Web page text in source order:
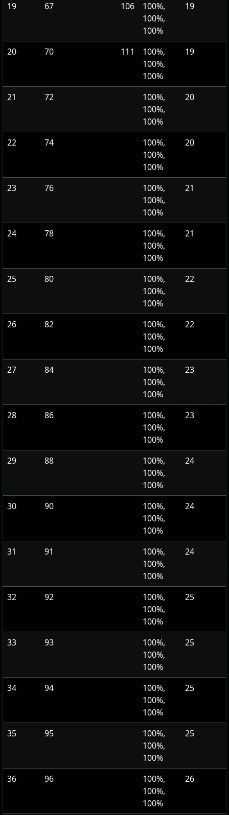
19 67 106
100%,
100%,
100%
19
20 70 111
100%,
100%,
100%
19
21 72
100%,
100%,
100%
20
22 74
100%,
100%,
100%
20
23 76
100%,
100%,
100%
21
24 78
100%,
100%,
100%
21
25 80
100%,
100%,
100%
22
26 82
100%,
100%,
100%
22
27 84
100%,
100%,
100%
23
28 86
100%,
100%,
100%
23
29 88
100%,
100%,
100%
24
30 90
100%,
100%,
100%
24
31 91
100%,
100%,
100%
24
32 92
100%,
100%,
100%
25
33 93
100%,
100%,
100%
25
34 94
100%,
100%,
100%
25
35 95
100%,
100%,
100%
25
36 96
100%,
100%,
100%
26